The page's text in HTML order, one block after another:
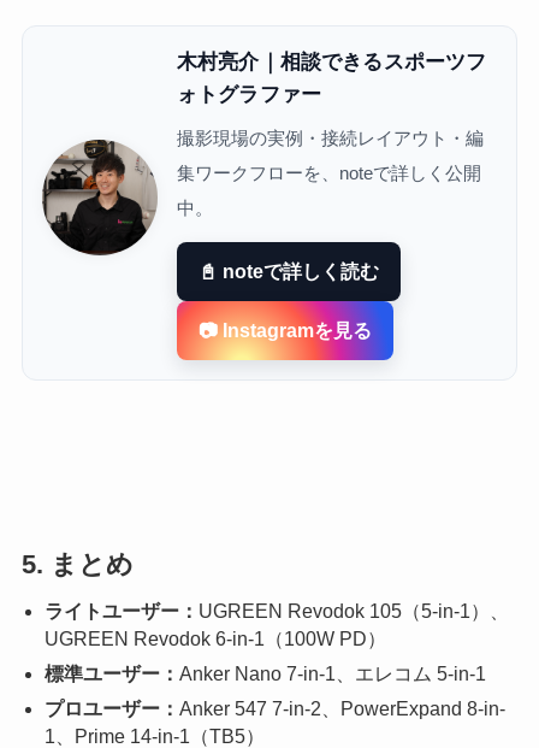
木村亮介｜相談できるスポーツフ
ォトグラファー
撮影現場の実例・接続レイアウト・編
集ワークフローを、noteで詳しく公開
中。
📓 noteで詳しく読む
📷 Instagramを見る
5. まとめ
ライトユーザー： UGREEN Revodok 105（5-in-1）、
UGREEN Revodok 6-in-1（100W PD）
標準ユーザー：Anker Nano 7-in-1、エレコム 5-in-1
プロユーザー：Anker 547 7-in-2、PowerExpand 8-in-
1、Prime 14-in-1（TB5）